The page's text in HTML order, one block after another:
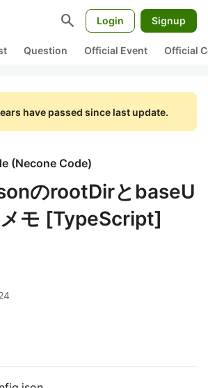
search Login Signup
Question Official Event Official
have passed since last update.
(Necone Code)
のrootDirとbaseU
モ [TypeScript]